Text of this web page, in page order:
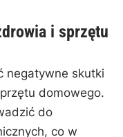
⁢i sprzętu
negatywne skutki
domowego.
do
co w